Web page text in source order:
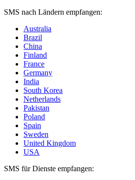
SMS nach Ländern empfangen:
Australia
Brazil
China
Finland
France
Germany
India
South Korea
Netherlands
Pakistan
Poland
Spain
Sweden
United Kingdom
USA
SMS für Dienste empfangen: